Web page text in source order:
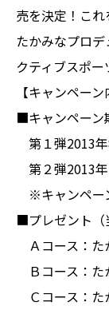
売を決定！こ
たかみなプロ
クティブスポー
【キャンペーン
■キャンペーン
第１弾2013
第２弾2013
※キャンペー
■プレゼント（
Ａコース：た
Ｂコース：た
Ｃコース：た